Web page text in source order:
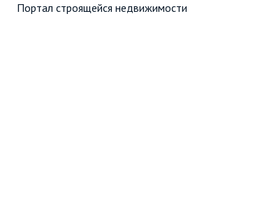
Портал строящейся недвижимости